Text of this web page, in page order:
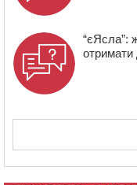
“єЯсла”:
отримати